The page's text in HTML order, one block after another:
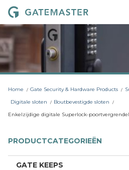
i
t
o
c
o
n
G
a
t
e
m
a
s
e
L
Home Gate Security & Hardware Products
Digitale sloten
Boutbevestigde sloten
Enkelzijdige digitale Superlock-
PRODUCTCATEGORIEËN
GATE KEEPS